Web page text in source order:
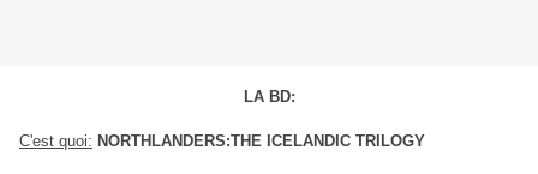
LA BD:
C'est quoi: NORTHLANDERS:THE ICELANDIC TRILOGY